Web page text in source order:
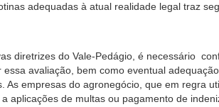
adequadas à atual realidade legal traz
diretrizes do Vale-Pedágio, é necessário
avaliação, bem como eventual
empresas do agronegócio, que em regra
aplicações de multas ou pagamento de